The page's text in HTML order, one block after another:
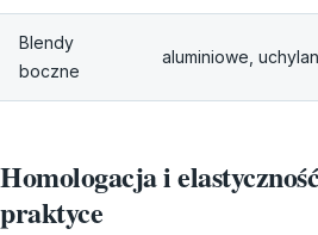
Blendy
boczne
aluminiowe,
Homologacja i
praktyce